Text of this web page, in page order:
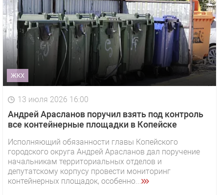
ЖКХ
13 июля 2026 16:00
Андрей Арасланов поручил взять под контроль
все контейнерные площадки в Копейске
Исполняющий обязанности главы Копейского
городского округа Андрей Арасланов дал поручение
начальникам территориальных отделов и
депутатскому корпусу провести мониторинг
контейнерных площадок, особенно...